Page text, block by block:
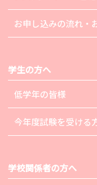
お申し込みの流れ・
学生の方へ
低学年の皆様
今年度試験を受ける
学校関係者の方へ